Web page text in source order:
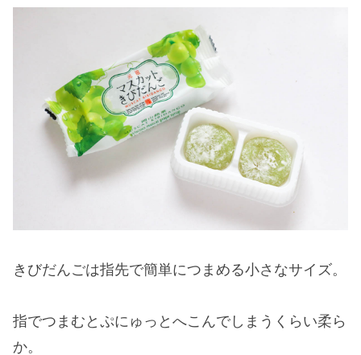
きびだんごは指先で簡単につまめる小さなサイズ。
指でつまむとぷにゅっとへこんでしまうくらい柔ら
か。